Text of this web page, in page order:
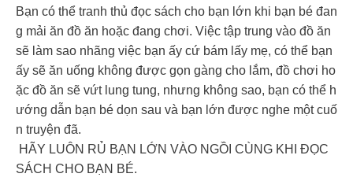
Bạn có thể tranh thủ đọc sách cho bạn lớn khi bạn bé đan
g mải ăn đồ ăn hoặc đang chơi. Việc tập trung vào đồ ăn
sẽ làm sao nhãng việc bạn ấy cứ bám lấy mẹ, có thể bạn
ấy sẽ ăn uống không được gọn gàng cho lắm, đồ chơi ho
ặc đồ ăn sẽ vứt lung tung, nhưng không sao, bạn có thể h
ướng dẫn bạn bé dọn sau và bạn lớn được nghe một cuố
n truyện đã.
HÃY LUÔN RỦ BẠN LỚN VÀO NGỒI CÙNG KHI ĐỌC
SÁCH CHO BẠN BÉ.